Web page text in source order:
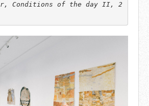
Conditions of the day II, 2